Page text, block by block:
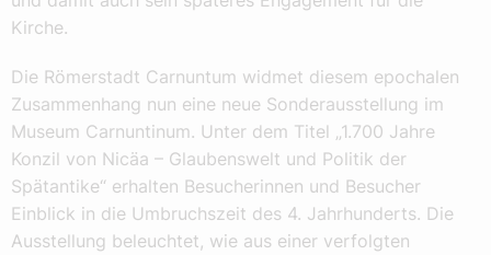
Kirche.
Die Römerstadt Carnuntum widmet diesem epochalen
Zusammenhang nun eine neue Sonderausstellung im
Museum Carnuntinum. Unter dem Titel „1.700 Jahre
Konzil von Nicäa – Glaubenswelt und Politik der
Spätantike“ erhalten Besucherinnen und Besucher
Einblick in die Umbruchszeit des 4. Jahrhunderts. Die
Ausstellung beleuchtet, wie aus einer verfolgten